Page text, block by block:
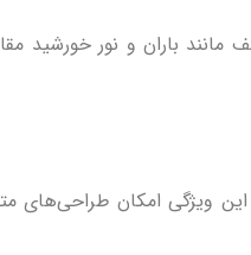
باران و نور خورشید
امکان طراحی‌های